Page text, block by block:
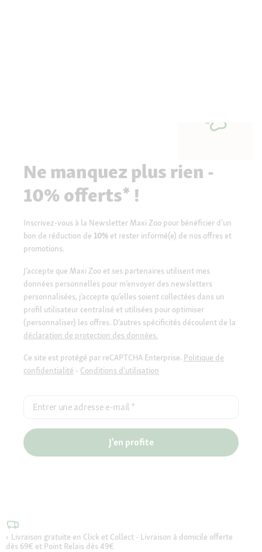
Ne manquez plus rien -
10% offerts* !
Inscrivez-vous à la Newsletter Maxi Zoo pour bénéficier d’un
bon de réduction de 10% et rester informé(e) de nos offres et
promotions.
J’accepte que Maxi Zoo et ses partenaires utilisent mes
données personnelles pour m’envoyer des newsletters
personnalisées, j’accepte qu’elles soient collectées dans un
profil utilisateur centralisé et utilisées pour optimiser
(personnaliser) les offres. D’autres spécificités découlent de la
déclaration de protection des données.
Ce site est protégé par reCAPTCHA Enterprise. Politique de
confidentialité - Conditions d'utilisation
Entrer une adresse e-mail *
J'en profite
Livraison gratuite en Click et Collect - Livraison à domicile offerte
dès 69€ et Point Relais dès 49€